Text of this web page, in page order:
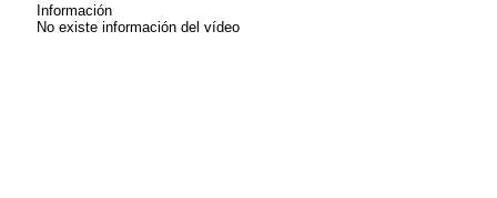
Información
No existe información del vídeo